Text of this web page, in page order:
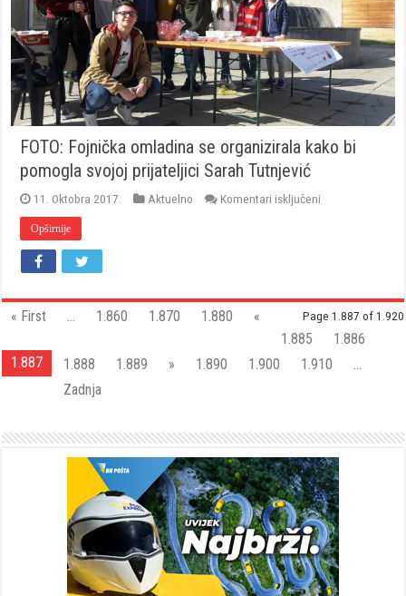
FOTO: Fojnička omladina se organizirala kako bi
pomogla svojoj prijateljici Sarah Tutnjević
11. Oktobra 2017. Aktuelno Komentari isključeni
bi
pomogla
prijateljici
Sarah
Tutnjević
Opširnije
Page 1.887 of 1.920
« First ... 1.860 1.870 1.880
«
1.885
1.886
1.887
1.888 1.889 » 1.890 1.900 1.910
...
Zadnja